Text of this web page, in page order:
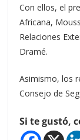
Con ellos, el
Africana,
Relaciones
Dramé.
Asimismo, los
Consejo de
Si te gustó,